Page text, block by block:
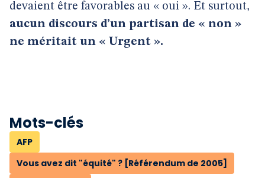
devaient être favorables au « oui ». Et surtout,
aucun discours d’un partisan de « non »
ne méritait un « Urgent ».
Mots-clés
AFP
Vous avez dit "équité" ? [Référendum de 2005]